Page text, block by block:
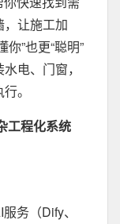
让施工加
”也更“聪明”
电、门窗，
。
工程化系统
务（Dify、